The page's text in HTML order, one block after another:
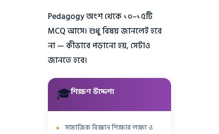
Election Commission নির্বাচন
পরিচালনা করে
গ্রাম সভা — পঞ্চায়েত এলাকার
সকল ভোটার মিলে গ্রাম সভা গঠিত
হয়
তফসিল)
Pedagogy অংশ থেকে ১০–১৫টি
MCQ আসে। শুধু বিষয় জানলেই হবে
না — কীভাবে পড়ানো হয়, সেটাও
জানতে হবে।
🎓শিক্ষণ উদ্দেশ্য
সামাজিক বিজ্ঞান শিক্ষার লক্ষ্য ও